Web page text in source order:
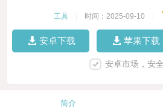
工具 时间：2025-09-10
安卓下载 苹果下载
安卓市场，安
简介